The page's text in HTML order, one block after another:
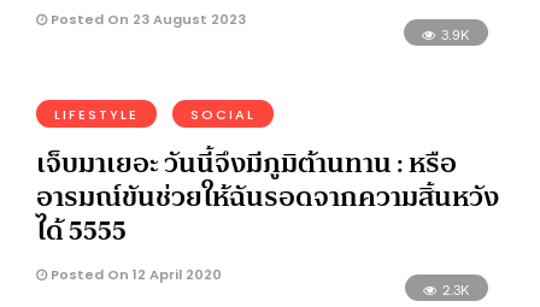
Posted On 23 August 2023
3.9K
LIFESTYLE SOCIAL
เจ็บมาเยอะ วันนี้จึงมีภูมิต้านทาน : หรือ
อารมณ์ขันช่วยให้ฉันรอดจากความสิ้นหวัง
ได้ 5555
Posted On 12 April 2020
2.3K